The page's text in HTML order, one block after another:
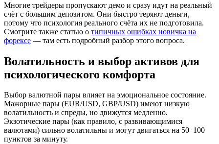
Многие трейдеры пропускают демо и сразу идут на реальный
счёт с большим депозитом. Они быстро теряют деньги,
потому что психология реального счёта их не подготовила.
Смотрите также статью о типичных ошибках новичка на
форексе — там есть подробный разбор этого вопроса.
Волатильность и выбор активов для
психологического комфорта
Выбор валютной пары влияет на эмоциональное состояние.
Мажорные пары (EUR/USD, GBP/USD) имеют низкую
волатильность и спреды, но движутся медленно.
Экзотические пары (как правило, с развивающимися
валютами) сильно волатильны и могут двигаться на 50–100
пунктов за минуту.